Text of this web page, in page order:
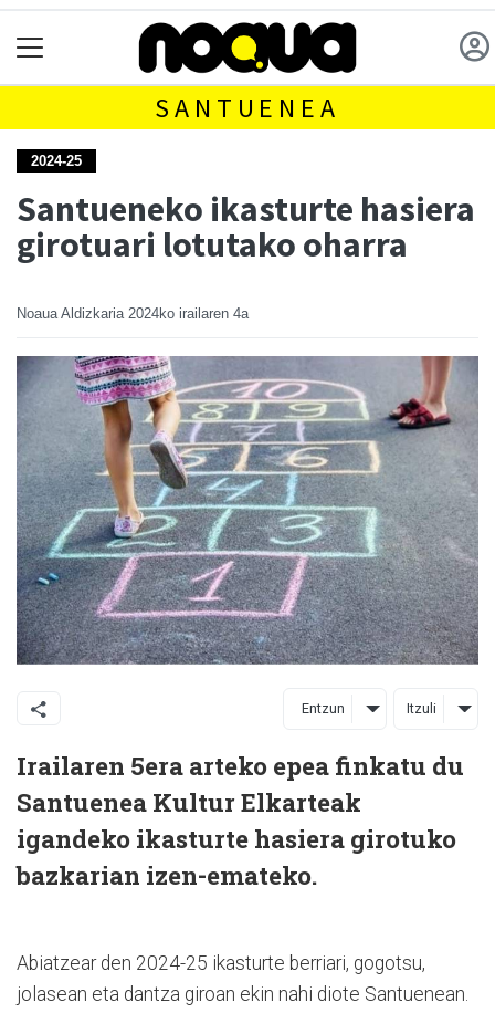
SANTUENEA
2024-25
Santueneko ikasturte hasiera
girotuari lotutako oharra
Noaua Aldizkaria 2024ko irailaren 4a
Entzun Itzuli
Irailaren 5era arteko epea finkatu du
Santuenea Kultur Elkarteak
igandeko ikasturte hasiera girotuko
bazkarian izen-emateko.
Abiatzear den 2024-25 ikasturte berriari, gogotsu,
jolasean eta dantza giroan ekin nahi diote Santuenean.